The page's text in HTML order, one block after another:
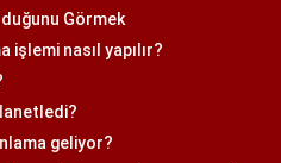
Görmek
işlemi nasıl yapılır?
geliyor?